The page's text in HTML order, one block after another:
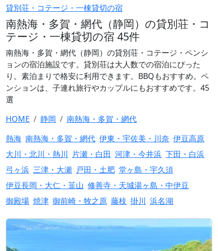
貸別荘・コテージ・一棟貸切の宿
南熱海・多賀・網代（静岡）の貸別荘・コ
テージ・一棟貸切の宿 45件
南熱海・多賀・網代（静岡）の貸別荘・コテージ・ペンシ
ョンの宿泊施設です。貸別荘は大人数での宿泊にぴった
り。素泊まりで格安に利用できます。BBQもおすすめ。ペ
ンションは、子連れ旅行やカップルにもおすすめです。45
選
HOME
静岡
南熱海・多賀・網代
熱海 南熱海・多賀・網代 伊東・宇佐美・川奈 伊豆高原
大川・北川・熱川 片瀬・白田 河津・今井浜 下田・白浜
弓ヶ浜 三津・大瀬 戸田・土肥 堂ヶ島・宇久須
伊豆長岡・大仁・韮山 修善寺・天城湯ヶ島・中伊豆
御殿場 焼津 御前崎・牧之原 藤枝 掛川 浜名湖